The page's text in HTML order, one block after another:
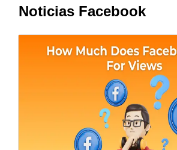
Noticias Facebook